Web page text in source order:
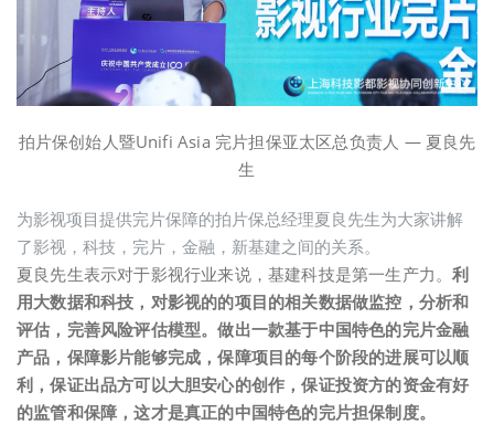
拍片保创始人暨Unifi Asia 完片担保亚太区总负责人 — 夏良先
生
为影视项目提供完片保障的拍片保总经理夏良先生为大家讲解
了影视，科技，完片，金融，新基建之间的关系。
夏良先生表示对于影视行业来说，基建科技是第一生产力。利
用大数据和科技，对影视的的项目的相关数据做监控，分析和
评估，完善风险评估模型。做出一款基于中国特色的完片金融
产品，保障影片能够完成，保障项目的每个阶段的进展可以顺
利，保证出品方可以大胆安心的创作，保证投资方的资金有好
的监管和保障，这才是真正的中国特色的完片担保制度。